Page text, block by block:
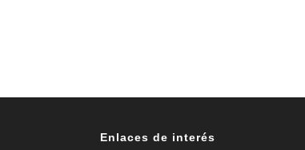
Enlaces de interés